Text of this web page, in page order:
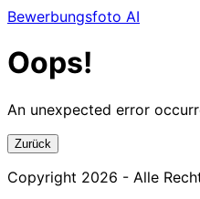
Bewerbungsfoto AI
Oops!
An unexpected error
Zurück
Copyright 2026 - Alle